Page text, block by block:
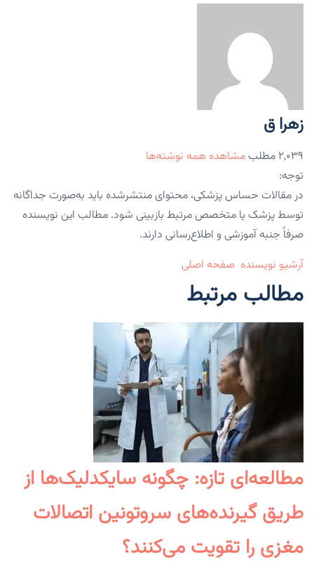
زهرا ق
۲,۰۳۹ مطلب
مشاهده همه نوشته‌ها
توجه:
در مقالات حساس پزشکی، محتوای منتشرشده باید به‌صورت جداگانه
توسط پزشک یا متخصص مرتبط بازبینی شود. مطالب این نویسنده
صرفاً جنبه آموزشی و اطلاع‌رسانی دارند.
آرشیو نویسنده صفحه اصلی
مطالب مرتبط
مطالعه‌ای تازه: چگونه سایکدلیک‌ها از
طریق گیرنده‌های سروتونین اتصالات
مغزی را تقویت می‌کنند؟